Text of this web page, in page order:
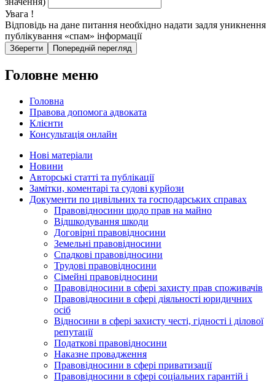
Увага !
Відповідь на дане питання необхідно надати задля уникнення
публікування «спам» інформації
Головне меню
Головна
Правова допомога адвоката
Клієнти
Консультація онлайн
Нові матеріали
Новини
Авторські статті та публікації
Замітки, коментарі та судові курйози
Документи по цивільних та господарських справах
Правовідносини щодо прав на майно
Відшкодування шкоди
Договірні правовідносини
Земельні правовідносини
Спадкові правовідносини
Трудові правовідносини
Сімейні правовідносини
Правовідносини в сфері захисту прав споживачів
Правовідносини в сфері діяльності юридичних
осіб
Відносини в сфері захисту честі, гідності і ділової
репутації
Податкові правовідносини
Наказне провадження
Правовідносини в сфері приватизації
Правовідносини в сфері соціальних гарантій і